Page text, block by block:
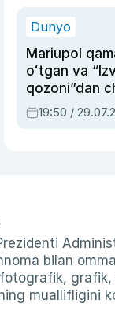
Dunyo
Mariupol
oʻtgan va
qozoni”dan
qahramon —
armiyasi bosh
19:50 /
bilan
muallifligini